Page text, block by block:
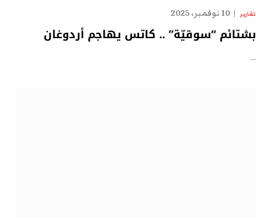
تقارير 10 نوفمبر، 2025
بشتائم “سوقيّة” .. كاتس يهاجم أردوغان
…